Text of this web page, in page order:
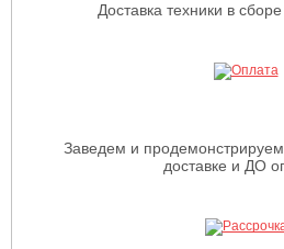
Доставка техники в
Заведем и продемонстрируем
доставке и ДО